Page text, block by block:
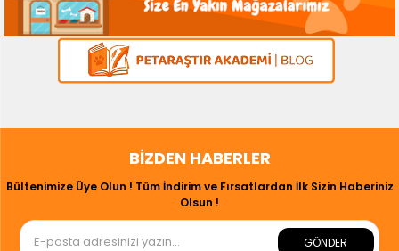
BIZDEN HABERLER
Bültenimize Üye Olun ! Tüm İndirim ve Fırsatlardan İlk Sizin Haberiniz
Olsun !
GÖNDER